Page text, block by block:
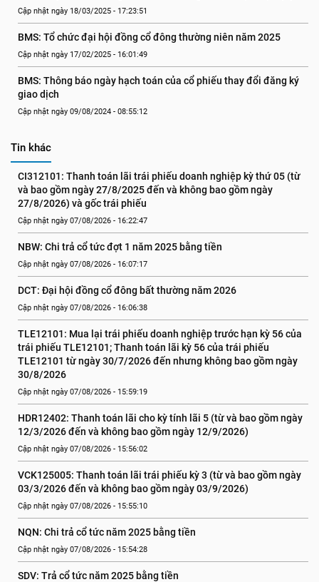
Cập nhật ngày 18/03/2025 - 17:23:51
BMS: Tổ chức đại hội đồng cổ đông thường niên năm 2025
Cập nhật ngày 17/02/2025 - 16:01:49
BMS: Thông báo ngày hạch toán của cổ phiếu thay đổi đăng ký
giao dịch
Cập nhật ngày 09/08/2024 - 08:55:12
Tin khác
CI312101: Thanh toán lãi trái phiếu doanh nghiệp kỳ thứ 05 (từ
và bao gồm ngày 27/8/2025 đến và không bao gồm ngày
27/8/2026) và gốc trái phiếu
Cập nhật ngày 07/08/2026 - 16:22:47
NBW: Chi trả cổ tức đợt 1 năm 2025 bằng tiền
Cập nhật ngày 07/08/2026 - 16:07:17
DCT: Đại hội đồng cổ đông bất thường năm 2026
Cập nhật ngày 07/08/2026 - 16:06:38
TLE12101: Mua lại trái phiếu doanh nghiệp trước hạn kỳ 56 của
trái phiếu TLE12101; Thanh toán lãi kỳ 56 của trái phiếu
TLE12101 từ ngày 30/7/2026 đến nhưng không bao gồm ngày
30/8/2026
Cập nhật ngày 07/08/2026 - 15:59:19
HDR12402: Thanh toán lãi cho kỳ tính lãi 5 (từ và bao gồm ngày
12/3/2026 đến và không bao gồm ngày 12/9/2026)
Cập nhật ngày 07/08/2026 - 15:56:02
VCK125005: Thanh toán lãi trái phiếu kỳ 3 (từ và bao gồm ngày
03/3/2026 đến và không bao gồm ngày 03/9/2026)
Cập nhật ngày 07/08/2026 - 15:55:10
NQN: Chi trả cổ tức năm 2025 bằng tiền
Cập nhật ngày 07/08/2026 - 15:54:28
SDV: Trả cổ tức năm 2025 bằng tiền